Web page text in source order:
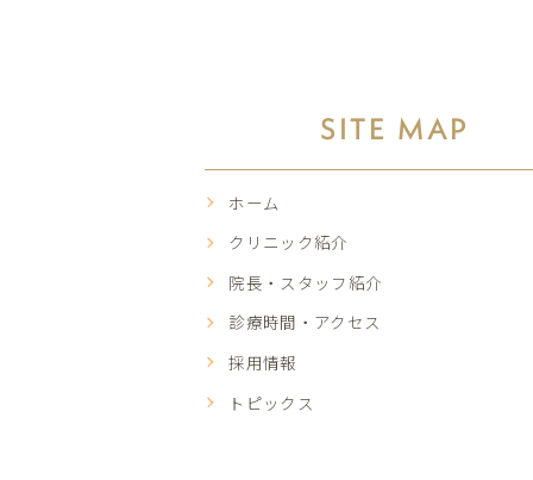
SITE MAP
ホーム
クリニック紹介
院長・スタッフ紹介
診療時間・アクセス
採用情報
トピックス